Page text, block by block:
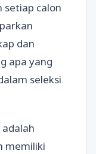
setiap calon
dan
apa yang
seleksi
memiliki